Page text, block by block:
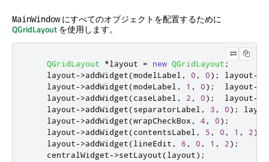
MainWindowにすべてのオブジェクトを配置するために
QGridLayoutを使用します。
QGridLayout *layout = new QGridLayout ;
    layout
->addWidget(modelLabel , 0 , 0); layout-
    layout
->addWidget(modeLabel , 1 , 0);
  layout
-
    layout
->addWidget(caseLabel , 2 , 0);
  layout
-
    layout
->addWidget(separatorLabel , 3 , 0);
    layout
->addWidget(wrapCheckBox , 4, 0);
    layout
->addWidget(contentsLabel , 5 , 0 , 1 , 2);
    layout
->addWidget(lineEdit , 6 , 0 , 1 , 2);
    centralWidget
->setLayout(layout);